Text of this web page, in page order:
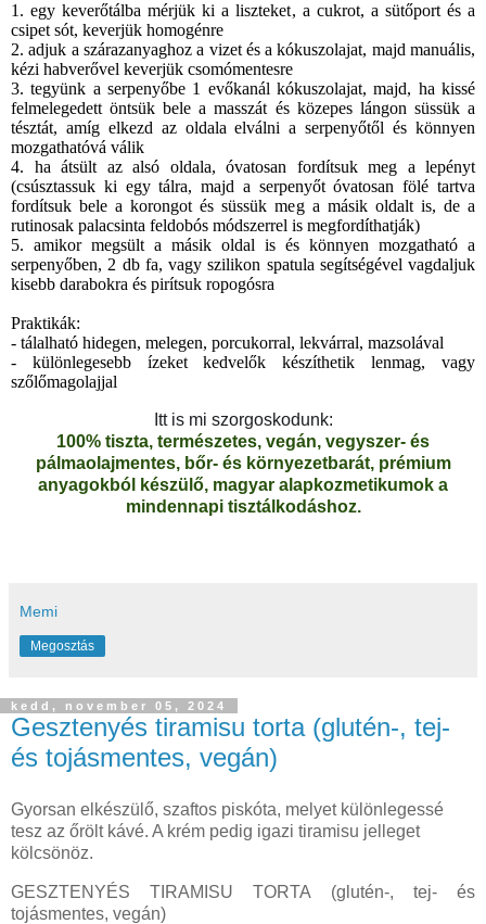
1. egy keverőtálba mérjük ki a liszteket, a cukrot, a sütőport és a
csipet sót, keverjük homogénre
2. adjuk a szárazanyaghoz a vizet és a kókuszolajat, majd manuális,
kézi habverővel keverjük csomómentesre
3. tegyünk a serpenyőbe 1 evőkanál kókuszolajat, majd, ha kissé
felmelegedett öntsük bele a masszát és közepes lángon süssük a
tésztát, amíg elkezd az oldala elválni a serpenyőtől és könnyen
mozgathatóvá válik
4. ha átsült az alsó oldala, óvatosan fordítsuk meg a lepényt
(csúsztassuk ki egy tálra, majd a serpenyőt óvatosan fölé tartva
fordítsuk bele a korongot és süssük meg a másik oldalt is, de a
rutinosak palacsinta feldobós módszerrel is megfordíthatják)
5. amikor megsült a másik oldal is és könnyen mozgatható a
serpenyőben, 2 db fa, vagy szilikon spatula segítségével vagdaljuk
kisebb darabokra és pirítsuk ropogósra
Praktikák:
- tálalható hidegen, melegen, porcukorral, lekvárral, mazsolával
- különlegesebb ízeket kedvelők készíthetik lenmag, vagy
szőlőmagolajjal
Itt is mi szorgoskodunk:
100% tiszta, természetes, vegán, vegyszer- és
pálmaolajmentes, bőr- és környezetbarát, prémium
anyagokból készülő, magyar alapkozmetikumok a
mindennapi tisztálkodáshoz.
Memi
Megosztás
kedd, november 05, 2024
Gesztenyés tiramisu torta (glutén-, tej-
és tojásmentes, vegán)
Gyorsan elkészülő, szaftos piskóta, melyet különlegessé
tesz az őrölt kávé. A krém pedig igazi tiramisu jelleget
kölcsönöz.
GESZTENYÉS TIRAMISU TORTA (glutén-, tej- és
tojásmentes, vegán)